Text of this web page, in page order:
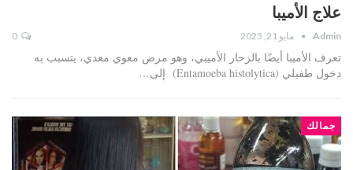
علاج الأميبا
Admin مايو 21, 2023
تعرف الأميبا أيضًا بالزحار الأميبي، وهو مرض معوي معدي، يتسبب به
دخول طفيلي (Entamoeba histolytica) إلى…
جمالك